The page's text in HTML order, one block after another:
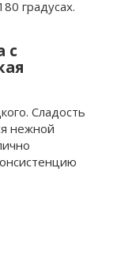
градусах.
с
Сладость
нежной